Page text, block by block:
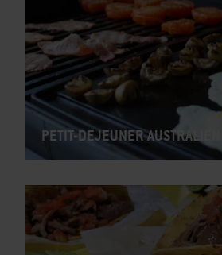
PETIT-DEJEUNER AUSTRALIEN